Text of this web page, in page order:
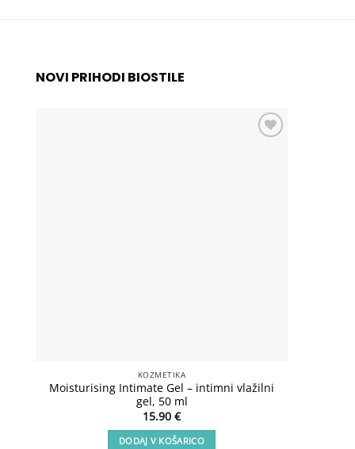
NOVI PRIHODI BIOSTILE
KOZMETIKA
Moisturising Intimate Gel – intimni vlažilni
gel, 50 ml
15.90 €
DODAJ V KOŠARICO